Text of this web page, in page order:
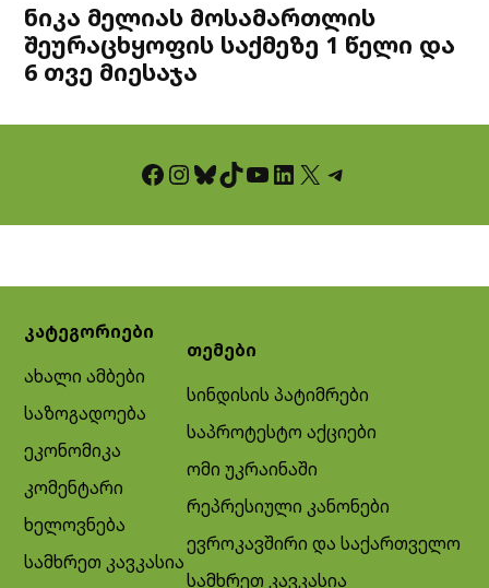
ნიკა მელიას მოსამართლის
შეურაცხყოფის საქმეზე 1 წელი და
6 თვე მიესაჯა
Facebook InstagramBluesky TikTok YouTube LinkedIn X Telegram
კატეგორიები
ახალი ამბები
საზოგადოება
ეკონომიკა
კომენტარი
ხელოვნება
სამხრეთ კავკასია
თემები
სინდისის პატიმრები
საპროტესტო აქციები
ომი უკრაინაში
რეპრესიული კანონები
ევროკავშირი და საქართველო
სამხრეთ კავკასია